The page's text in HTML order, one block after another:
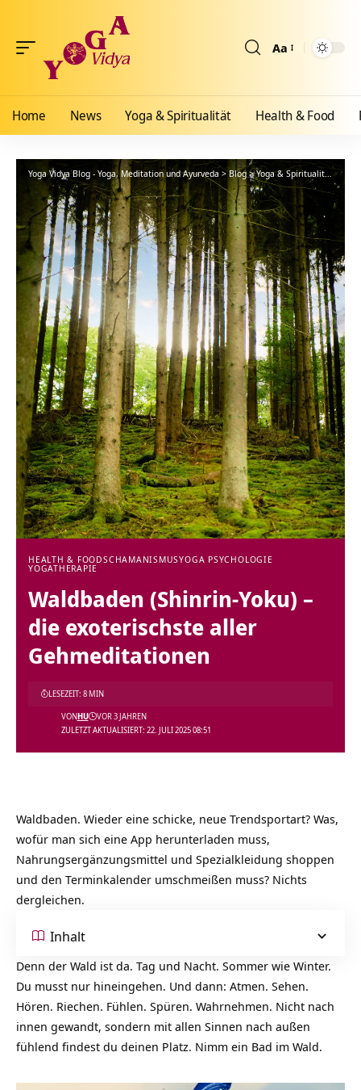
Aa
Home News Yoga & Spiritualität Health & Food
Yoga Vidya Blog - Yoga, Meditation und Ayurveda >Blog>Yoga & Spiritualität >
HEALTH & FOODSCHAMANISMUSYOGA PSYCHOLOGIE
YOGATHERAPIE
Waldbaden (Shinrin-Yoku) –
die exoterischste aller
Gehmeditationen
ZULETZT AKTUALISIERT: 22. JULI 2025 08:51
VONHU VOR 3 JAHREN
LESEZEIT: 8 MIN
Waldbaden. Wieder eine schicke, neue Trendsportart? Was,
wofür man sich eine App herunterladen muss,
Nahrungsergänzungsmittel und Spezialkleidung shoppen
und den Terminkalender umschmeißen muss? Nichts
dergleichen.
Inhalt
Denn der Wald ist da. Tag und Nacht. Sommer wie Winter.
Du musst nur hineingehen. Und dann: Atmen. Sehen.
Hören. Riechen. Fühlen. Spüren. Wahrnehmen. Nicht nach
innen gewandt, sondern mit allen Sinnen nach außen
fühlend findest du deinen Platz. Nimm ein Bad im Wald.